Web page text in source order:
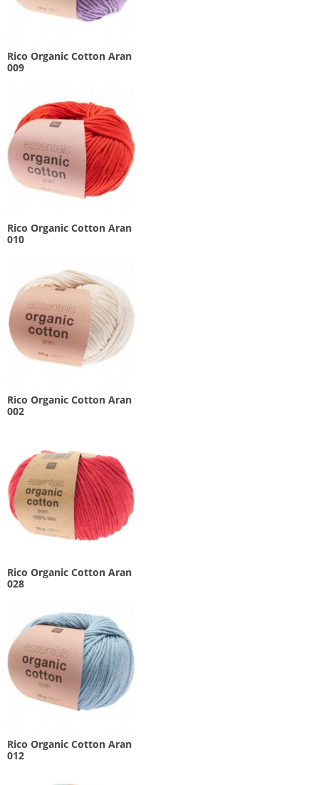
Rico Organic Cotton Aran
009
Rico Organic Cotton Aran
010
Rico Organic Cotton Aran
002
Rico Organic Cotton Aran
028
Rico Organic Cotton Aran
012